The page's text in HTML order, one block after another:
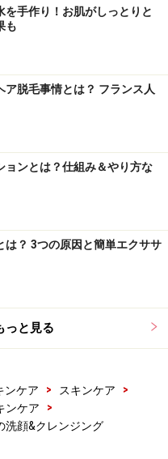
を手作り！お肌がしっとりと
も
ア脱毛事情とは？ フランス人
ョンとは？仕組み＆やり方な
は？ 3つの原因と簡単エクササ
っと見る
ンケア > スキンケア
>
ンケア
>
顔&クレンジング